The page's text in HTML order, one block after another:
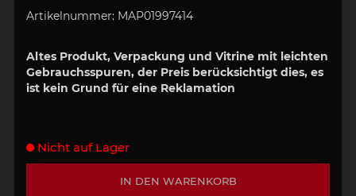
Artikelnummer: MAP01997414
Altes Produkt, Verpackung und Vitrine mit leichten
Gebrauchsspuren, der Preis berücksichtigt dies, es
ist kein Grund für eine Reklamation
IN DEN WARENKORB
Nicht auf Lager